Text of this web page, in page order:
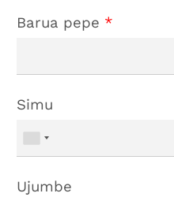
Barua pepe *
Simu
Ujumbe